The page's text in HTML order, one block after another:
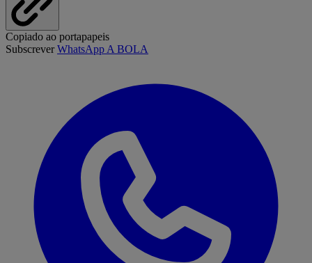
Copiado ao portapapeis
SubscreverWhatsApp A BOLA